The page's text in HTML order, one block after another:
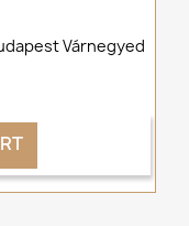
Várnegyed